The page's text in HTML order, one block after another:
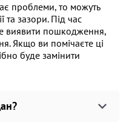
проблеми, то можуть
та зазори. Під час
виявити пошкодження,
Якщо ви помічаєте ці
буде замінити